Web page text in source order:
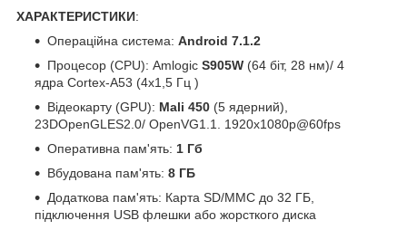
ХАРАКТЕРИСТИКИ:
Операційна система: Android 7.1.2
Процесор (CPU): Amlogic S905W (64 біт, 28 нм)/ 4
ядра Cortex-A53 (4х1,5 Гц )
Відеокарту (GPU): Mali 450 (5 ядерний),
23DOpenGLES2.0/ OpenVG1.1. 1920x1080p@60fps
Оперативна пам'ять: 1 Гб
Вбудована пам'ять: 8 ГБ
Додаткова пам'ять: Карта SD/MMC до 32 ГБ,
підключення USB флешки або жорсткого диска